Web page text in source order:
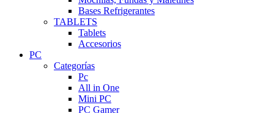
Bases Refrigerantes
TABLETS
Tablets
Accesorios
PC
Categorías
Pc
All in One
Mini PC
PC Gamer